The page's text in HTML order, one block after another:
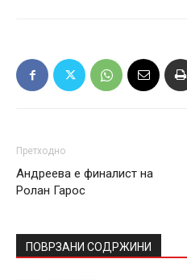
Претходно
Андреева е финалист на
Ролан Гарос
ПОВРЗАНИ СОДРЖИНИ